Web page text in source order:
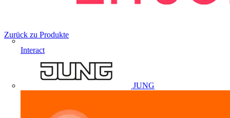
Interact
JUNG
Zurück zu Produkte